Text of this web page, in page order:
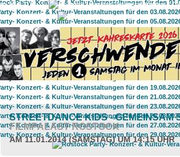
KULTUR
DIVERSES
STREETDANCE KIDS - GEMEINSAM
FILMPALAST ROSTOCK
AM 11.01.2014 (SAMSTAG) UM 14:15 UHR